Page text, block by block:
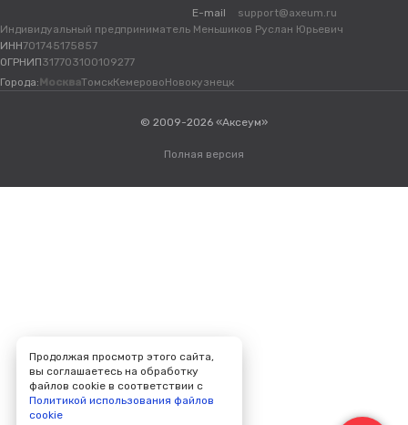
E-mail
support@axeum.ru
Индивидуальный предприниматель Меньшиков Руслан Юрьевич
ИНН701745175857
ОГРНИП317703100109277
Города: МоскваТомскКемеровоНовокузнецк
© 2009-2026 «Аксеум»
Полная версия
Продолжая просмотр этого сайта,
вы соглашаетесь на обработку
файлов cookie в соответствии с
Политикой использования файлов
cookie